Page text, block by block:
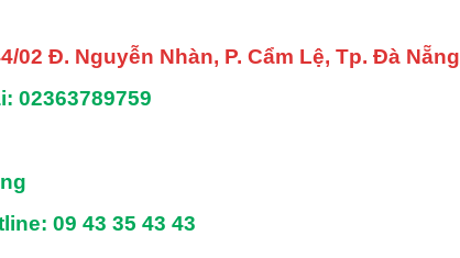
02 Đ. Nguyễn Nhàn, P. Cẩm Lệ, Tp. Đà Nẵng
02363789759
09 43 35 43 43